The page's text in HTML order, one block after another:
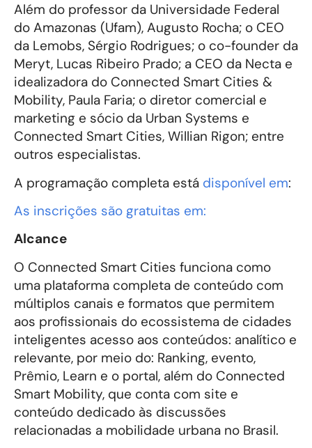
Além do professor da Universidade Federal
do Amazonas (Ufam), Augusto Rocha; o CEO
da Lemobs, Sérgio Rodrigues; o co-founder da
Meryt, Lucas Ribeiro Prado; a CEO da Necta e
idealizadora do Connected Smart Cities &
Mobility, Paula Faria; o diretor comercial e
marketing e sócio da Urban Systems e
Connected Smart Cities, Willian Rigon; entre
outros especialistas.
A programação completa está disponível em:
As inscrições são gratuitas em:
Alcance
O Connected Smart Cities funciona como
uma plataforma completa de conteúdo com
múltiplos canais e formatos que permitem
aos profissionais do ecossistema de cidades
inteligentes acesso aos conteúdos: analítico e
relevante, por meio do: Ranking, evento,
Prêmio, Learn e o portal, além do Connected
Smart Mobility, que conta com site e
conteúdo dedicado às discussões
relacionadas a mobilidade urbana no Brasil.